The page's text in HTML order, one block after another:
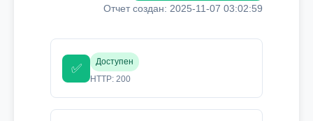
Отчет создан: 2025-11-07 03:02:59
✅
Доступен
HTTP: 200